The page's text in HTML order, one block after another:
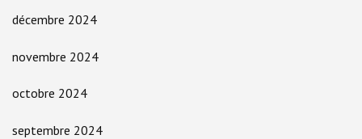
décembre 2024
novembre 2024
octobre 2024
septembre 2024